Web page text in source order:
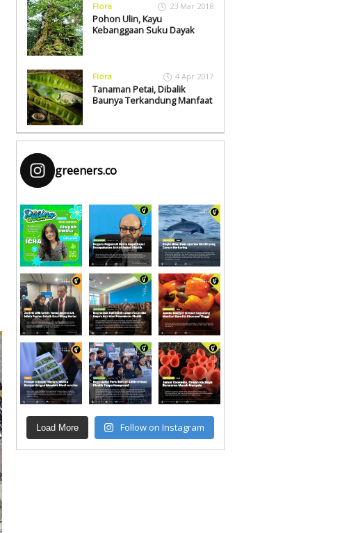
Flora 23 Mar 2018
Pohon Ulin, Kayu
Kebanggaan Suku Dayak
Flora 4 Apr 2017
Tanaman Petai, Dibalik
Baunya Terkandung Manfaat
greeners.co
Load More Follow on Instagram